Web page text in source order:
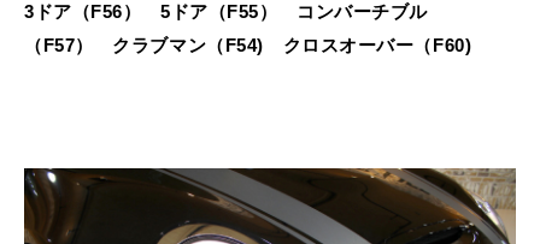
3ドア（F56） 5ドア（F55） コンバーチブル
（F57） クラブマン（F54) クロスオーバー（F60)